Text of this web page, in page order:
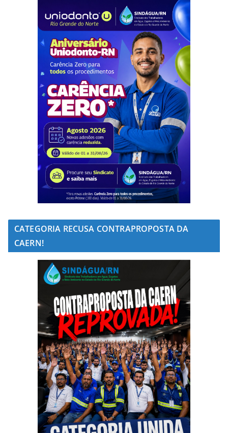
CATEGORIA RECUSA CONTRAPROPOSTA DA
CAERN!